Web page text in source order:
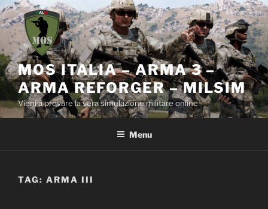
Salta
al
contenuto
MOS ITALIA – ARMA 3 –
ARMA REFORGER – MILSIM
Vieni a provare la vera simulazione militare online
Menu
TAG: ARMA III